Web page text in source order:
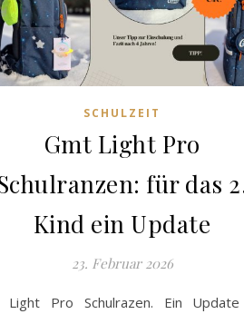
SCHULZEIT
Gmt Light Pro
für das
Kind ein Update
23. Februar 2026
Light Pro Schulrazen. Ein